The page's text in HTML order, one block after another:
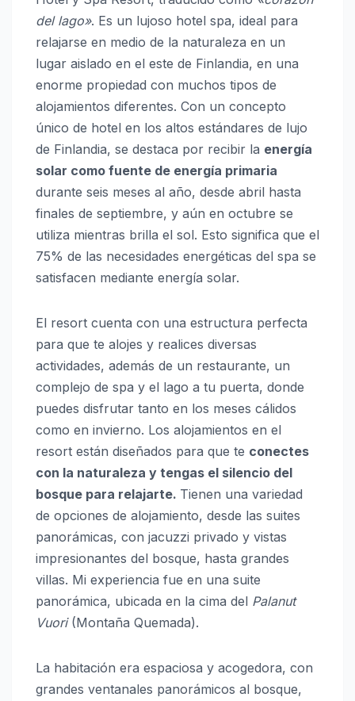
del lago». Es un lujoso hotel spa, ideal para
relajarse en medio de la naturaleza en un
lugar aislado en el este de Finlandia, en una
enorme propiedad con muchos tipos de
alojamientos diferentes. Con un concepto
único de hotel en los altos estándares de lujo
de Finlandia, se destaca por recibir la energía
solar como fuente de energía primaria
durante seis meses al año, desde abril hasta
finales de septiembre, y aún en octubre se
utiliza mientras brilla el sol. Esto significa que el
75% de las necesidades energéticas del spa se
satisfacen mediante energía solar.
El resort cuenta con una estructura perfecta
para que te alojes y realices diversas
actividades, además de un restaurante, un
complejo de spa y el lago a tu puerta, donde
puedes disfrutar tanto en los meses cálidos
como en invierno. Los alojamientos en el
resort están diseñados para que te conectes
con la naturaleza y tengas el silencio del
bosque para relajarte. Tienen una variedad
de opciones de alojamiento, desde las suites
panorámicas, con jacuzzi privado y vistas
impresionantes del bosque, hasta grandes
villas. Mi experiencia fue en una suite
panorámica, ubicada en la cima del Palanut
Vuori (Montaña Quemada).
La habitación era espaciosa y acogedora, con
grandes ventanales panorámicos al bosque,